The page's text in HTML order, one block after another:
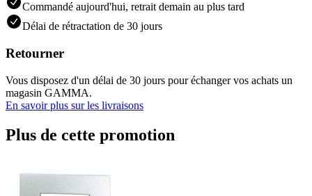
Commandé aujourd'hui, retrait demain au plus tard
Délai de rétractation de 30 jours
Retourner
Vous disposez d'un délai de 30 jours pour échanger vos achats un
magasin GAMMA.
En savoir plus sur les livraisons
Plus de cette promotion